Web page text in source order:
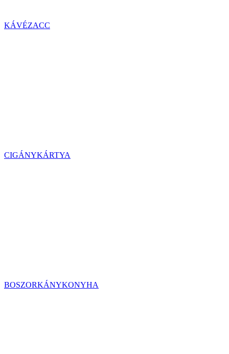
KÁVÉZACC
CIGÁNYKÁRTYA
BOSZORKÁNYKONYHA